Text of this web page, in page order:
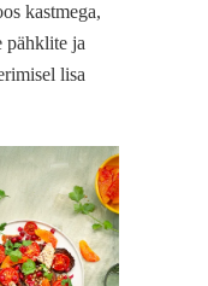
kastmega,
pähklite ja
lisa